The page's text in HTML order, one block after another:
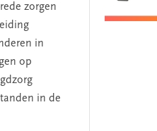
zorgen
in
op
in de